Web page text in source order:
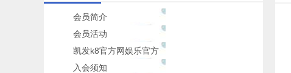
会员简介
会员活动
凯发k8官方网娱乐官方
的公告
入会须知